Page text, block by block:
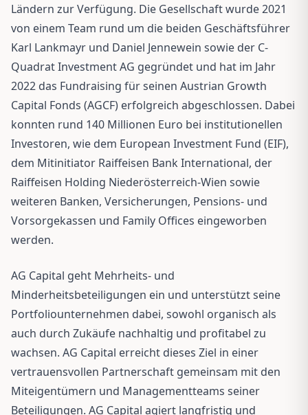
Ländern zur Verfügung. Die Gesellschaft wurde 2021
von einem Team rund um die beiden Geschäftsführer
Karl Lankmayr und Daniel Jennewein sowie der C-
Quadrat Investment AG gegründet und hat im Jahr
2022 das Fundraising für seinen Austrian Growth
Capital Fonds (AGCF) erfolgreich abgeschlossen. Dabei
konnten rund 140 Millionen Euro bei institutionellen
Investoren, wie dem European Investment Fund (EIF),
dem Mitinitiator Raiffeisen Bank International, der
Raiffeisen Holding Niederösterreich-Wien sowie
weiteren Banken, Versicherungen, Pensions- und
Vorsorgekassen und Family Offices eingeworben
werden.
AG Capital geht Mehrheits- und
Minderheitsbeteiligungen ein und unterstützt seine
Portfoliounternehmen dabei, sowohl organisch als
auch durch Zukäufe nachhaltig und profitabel zu
wachsen. AG Capital erreicht dieses Ziel in einer
vertrauensvollen Partnerschaft gemeinsam mit den
Miteigentümern und Managementteams seiner
Beteiligungen. AG Capital agiert langfristig und